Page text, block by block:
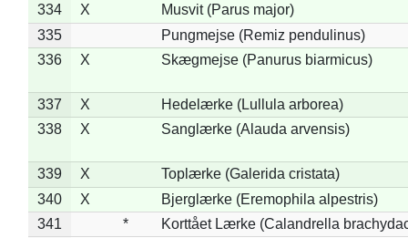
334
X
Musvit (Parus major)
335
Pungmejse (Remiz pendulinus)
336
X Skægmejse (Panurus biarmicus)
337 X
Hedelærke (Lullula arborea)
338
X Sanglærke (Alauda arvensis)
339 X
Toplærke (Galerida cristata)
340
X
Bjerglærke (Eremophila alpestris)
341
* Korttået Lærke (Calandrella